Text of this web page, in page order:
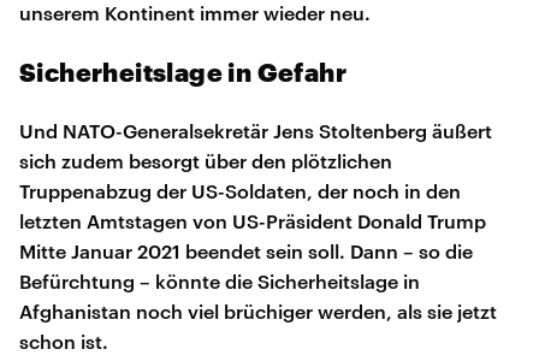
unserem Kontinent immer wieder neu.
Sicherheitslage in Gefahr
Und NATO-Generalsekretär Jens Stoltenberg äußert
sich zudem besorgt über den plötzlichen
Truppenabzug der US-Soldaten, der noch in den
letzten Amtstagen von US-Präsident Donald Trump
Mitte Januar 2021 beendet sein soll. Dann – so die
Befürchtung – könnte die Sicherheitslage in
Afghanistan noch viel brüchiger werden, als sie jetzt
schon ist.